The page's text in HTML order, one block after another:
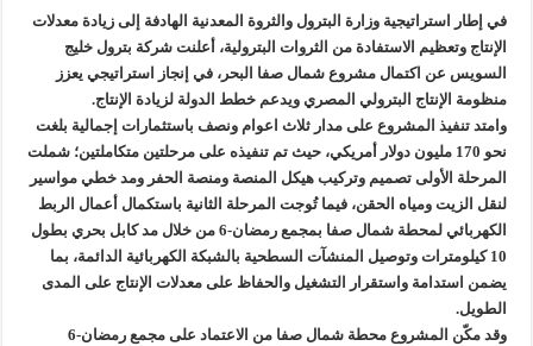
في إطار استراتيجية وزارة البترول والثروة المعدنية الهادفة إلى زيادة معدلات
الإنتاج وتعظيم الاستفادة من الثروات البترولية، أعلنت شركة بترول خليج
السويس عن اكتمال مشروع شمال صفا البحر، في إنجاز استراتيجي يعزز
منظومة الإنتاج البترولي المصري ويدعم خطط الدولة لزيادة الإنتاج.
وامتد تنفيذ المشروع على مدار ثلاث اعوام ونصف باستثمارات إجمالية بلغت
نحو 170 مليون دولار أمريكي، حيث تم تنفيذه على مرحلتين متكاملتين؛ شملت
المرحلة الأولى تصميم وتركيب هيكل المنصة ومنصة الحفر ومد خطي مواسير
لنقل الزيت ومياه الحقن، فيما تُوجت المرحلة الثانية باستكمال أعمال الربط
الكهربائي لمحطة شمال صفا بمجمع رمضان-6 من خلال مد كابل بحري بطول
10 كيلومترات وتوصيل المنشآت السطحية بالشبكة الكهربائية الدائمة، بما
يضمن استدامة واستقرار التشغيل والحفاظ على معدلات الإنتاج على المدى
الطويل.
وقد مكّن المشروع محطة شمال صفا من الاعتماد على مجمع رمضان-6